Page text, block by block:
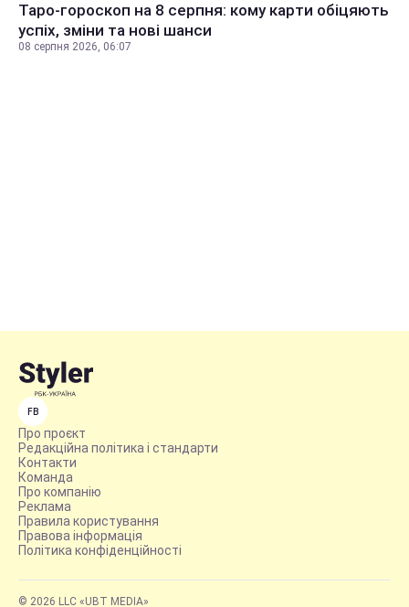
Таро-гороскоп на 8 серпня: кому карти обіцяють
успіх, зміни та нові шанси
08 серпня 2026, 06:07
FB
Про проєкт
Редакційна політика і стандарти
Контакти
Команда
Про компанію
Реклама
Правила користування
Правова інформація
Політика конфіденційності
© 2026 LLC «UBT MEDIA»